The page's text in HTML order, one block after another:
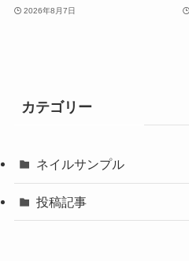
2026年8月7日
カテゴリー
ネイルサンプル
投稿記事